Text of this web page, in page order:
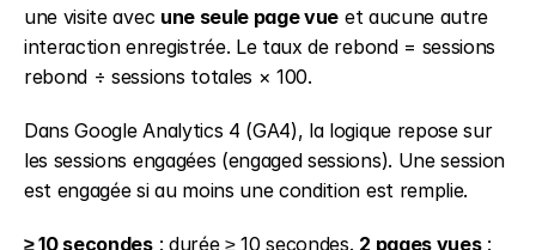
une visite avec une seule page vue et aucune autre
interaction enregistrée. Le taux de rebond = sessions
rebond ÷ sessions totales × 100.
Dans Google Analytics 4 (GA4), la logique repose sur
les sessions engagées (engaged sessions). Une session
est engagée si au moins une condition est remplie.
≥ 10 secondes : durée ≥ 10 secondes. 2 pages vues :